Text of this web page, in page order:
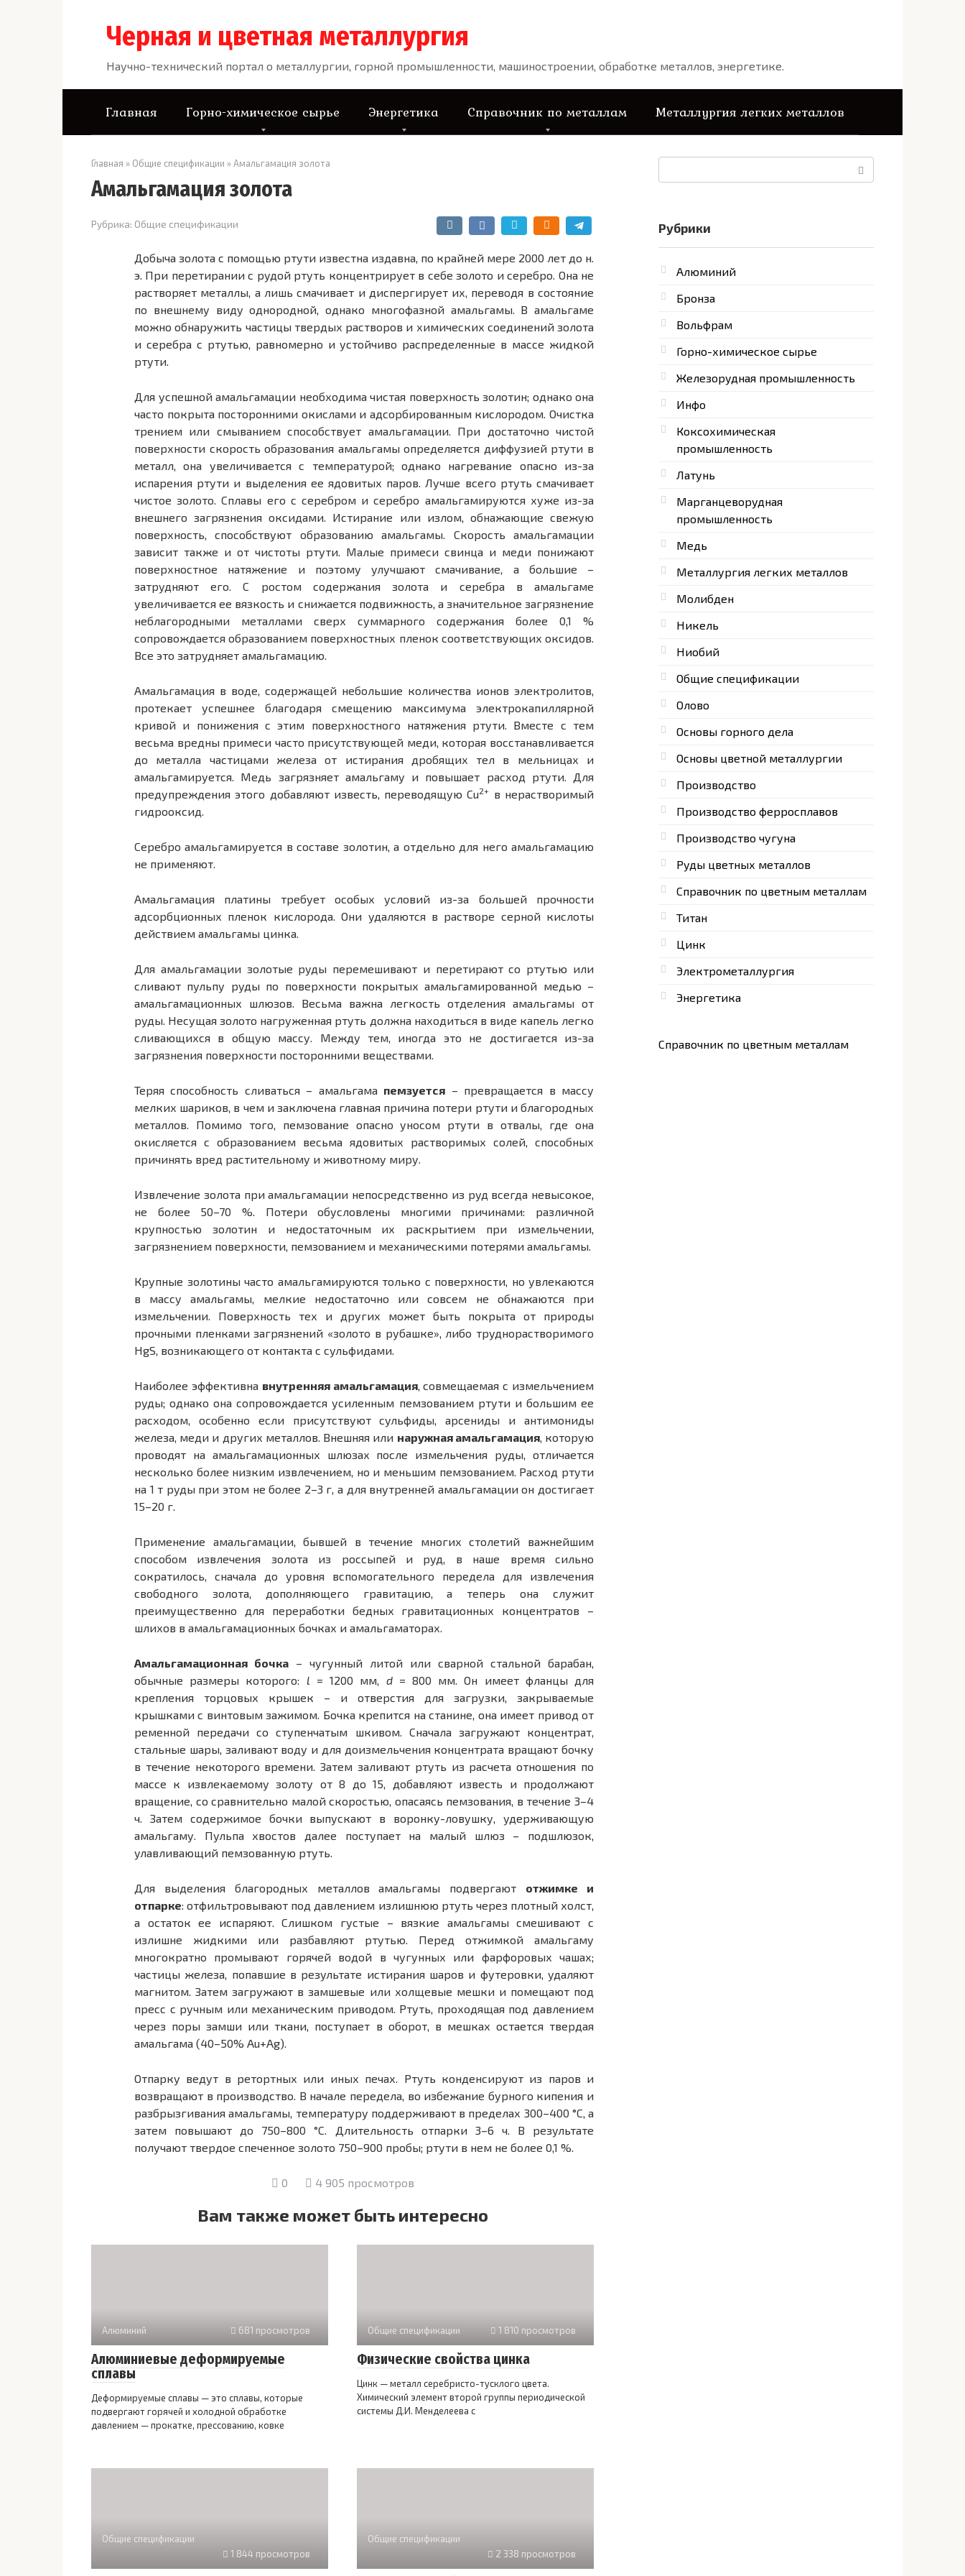
Черная и цветная металлургия
Научно-технический портал о металлургии, горной промышленности, машиностроении, обработке металлов, энергетике.
Главная Горно-химическое сырье Энергетика Справочник по металлам Металлургия легких металлов
Главная » Общие спецификации » Амальгамация золота
Амальгамация золота
Рубрика: Общие спецификации
Добыча золота с помощью ртути известна издавна, по крайней мере 2000 лет до н.
э. При перетирании с рудой ртуть концентрирует в себе золото и серебро. Она не
растворяет металлы, а лишь смачивает и диспергирует их, переводя в состояние
по внешнему виду однородной, однако многофазной амальгамы. В амальгаме
можно обнаружить частицы твердых растворов и химических соединений золота
и серебра с ртутью, равномерно и устойчиво распределенные в массе жидкой
ртути.
Для успешной амальгамации необходима чистая поверхность золотин; однако она
часто покрыта посторонними окислами и адсорбированным кислородом. Очистка
трением или смыванием способствует амальгамации. При достаточно чистой
поверхности скорость образования амальгамы определяется диффузией ртути в
металл, она увеличивается с температурой; однако нагревание опасно из-за
испарения ртути и выделения ее ядовитых паров. Лучше всего ртуть смачивает
чистое золото. Сплавы его с серебром и серебро амальгамируются хуже из-за
внешнего загрязнения оксидами. Истирание или излом, обнажающие свежую
поверхность, способствуют образованию амальгамы. Скорость амальгамации
зависит также и от чистоты ртути. Малые примеси свинца и меди понижают
поверхностное натяжение и поэтому улучшают смачивание, а большие –
затрудняют его. С ростом содержания золота и серебра в амальгаме
увеличивается ее вязкость и снижается подвижность, а значительное загрязнение
неблагородными металлами сверх суммарного содержания более 0,1 %
сопровождается образованием поверхностных пленок соответствующих оксидов.
Все это затрудняет амальгамацию.
Амальгамация в воде, содержащей небольшие количества ионов электролитов,
протекает успешнее благодаря смещению максимума электрокапиллярной
кривой и понижения с этим поверхностного натяжения ртути. Вместе с тем
весьма вредны примеси часто присутствующей меди, которая восстанавливается
до металла частицами железа от истирания дробящих тел в мельницах и
амальгамируется. Медь загрязняет амальгаму и повышает расход ртути. Для
предупреждения этого добавляют известь, переводящую Сu2+ в нерастворимый
гидрооксид.
Серебро амальгамируется в составе золотин, а отдельно для него амальгамацию
не применяют.
Амальгамация платины требует особых условий из-за большей прочности
адсорбционных пленок кислорода. Они удаляются в растворе серной кислоты
действием амальгамы цинка.
Для амальгамации золотые руды перемешивают и перетирают со ртутью или
сливают пульпу руды по поверхности покрытых амальгамированной медью –
амальгамационных шлюзов. Весьма важна легкость отделения амальгамы от
руды. Несущая золото нагруженная ртуть должна находиться в виде капель легко
сливающихся в общую массу. Между тем, иногда это не достигается из-за
загрязнения поверхности посторонними веществами.
Теряя способность сливаться – амальгама пемзуется – превращается в массу
мелких шариков, в чем и заключена главная причина потери ртути и благородных
металлов. Помимо того, пемзование опасно уносом ртути в отвалы, где она
окисляется с образованием весьма ядовитых растворимых солей, способных
причинять вред растительному и животному миру.
Извлечение золота при амальгамации непосредственно из руд всегда невысокое,
не более 50–70 %. Потери обусловлены многими причинами: различной
крупностью золотин и недостаточным их раскрытием при измельчении,
загрязнением поверхности, пемзованием и механическими потерями амальгамы.
Крупные золотины часто амальгамируются только с поверхности, но увлекаются
в массу амальгамы, мелкие недостаточно или совсем не обнажаются при
измельчении. Поверхность тех и других может быть покрыта от природы
прочными пленками загрязнений «золото в рубашке», либо труднорастворимого
HgS, возникающего от контакта с сульфидами.
Наиболее эффективна внутренняя амальгамация, совмещаемая с измельчением
руды; однако она сопровождается усиленным пемзованием ртути и большим ее
расходом, особенно если присутствуют сульфиды, арсениды и антимониды
железа, меди и других металлов. Внешняя или наружная амальгамация, которую
проводят на амальгамационных шлюзах после измельчения руды, отличается
несколько более низким извлечением, но и меньшим пемзованием. Расход ртути
на 1 т руды при этом не более 2–3 г, а для внутренней амальгамации он достигает
15–20 г.
Применение амальгамации, бывшей в течение многих столетий важнейшим
способом извлечения золота из россыпей и руд, в наше время сильно
сократилось, сначала до уровня вспомогательного передела для извлечения
свободного золота, дополняющего гравитацию, а теперь она служит
преимущественно для переработки бедных гравитационных концентратов –
шлихов в амальгамационных бочках и амальгаматорах.
Амальгамационная бочка – чугунный литой или сварной стальной барабан,
обычные размеры которого: l = 1200 мм, d = 800 мм. Он имеет фланцы для
крепления торцовых крышек – и отверстия для загрузки, закрываемые
крышками с винтовым зажимом. Бочка крепится на станине, она имеет привод от
ременной передачи со ступенчатым шкивом. Сначала загружают концентрат,
стальные шары, заливают воду и для доизмельчения концентрата вращают бочку
в течение некоторого времени. Затем заливают ртуть из расчета отношения по
массе к извлекаемому золоту от 8 до 15, добавляют известь и продолжают
вращение, со сравнительно малой скоростью, опасаясь пемзования, в течение 3–4
ч. Затем содержимое бочки выпускают в воронку-ловушку, удерживающую
амальгаму. Пульпа хвостов далее поступает на малый шлюз – подшлюзок,
улавливающий пемзованную ртуть.
Для выделения благородных металлов амальгамы подвергают отжимке и
отпарке: отфильтровывают под давлением излишнюю ртуть через плотный холст,
а остаток ее испаряют. Слишком густые – вязкие амальгамы смешивают с
излишне жидкими или разбавляют ртутью. Перед отжимкой амальгаму
многократно промывают горячей водой в чугунных или фарфоровых чашах;
частицы железа, попавшие в результате истирания шаров и футеровки, удаляют
магнитом. Затем загружают в замшевые или холщевые мешки и помещают под
пресс с ручным или механическим приводом. Ртуть, проходящая под давлением
через поры замши или ткани, поступает в оборот, в мешках остается твердая
амальгама (40–50% Au+Ag).
Отпарку ведут в ретортных или иных печах. Ртуть конденсируют из паров и
возвращают в производство. В начале передела, во избежание бурного кипения и
разбрызгивания амальгамы, температуру поддерживают в пределах 300–400 °С, а
затем повышают до 750–800 °С. Длительность отпарки 3–6 ч. В результате
получают твердое спеченное золото 750–900 пробы; ртути в нем не более 0,1 %.
0 4 905 просмотров
Вам также может быть интересно
Алюминий 681 просмотров
Алюминиевые деформируемые
сплавы
Деформируемые сплавы — это сплавы, которые
подвергают горячей и холодной обработке
давлением — прокатке, прессованию, ковке
Общие спецификации 1 810 просмотров
Физические свойства цинка
Цинк — металл серебристо-тусклого цвета.
Химический элемент второй группы периодической
системы Д.И. Менделеева с
Общие спецификации
1 844 просмотров
Общие спецификации
2 338 просмотров
Рубрики
Алюминий
Бронза
Вольфрам
Горно-химическое сырье
Железорудная промышленность
Инфо
Коксохимическая
промышленность
Латунь
Марганцеворудная
промышленность
Медь
Металлургия легких металлов
Молибден
Никель
Ниобий
Общие спецификации
Олово
Основы горного дела
Основы цветной металлургии
Производство
Производство ферросплавов
Производство чугуна
Руды цветных металлов
Справочник по цветным металлам
Титан
Цинк
Электрометаллургия
Энергетика
Справочник по цветным металлам